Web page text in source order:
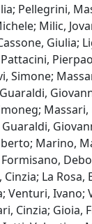
Pellegrini,
Milic,
Giulia;
Simone;
Marino,
La Rosa,
Venturi, Ivano;
Cinzia; Gioia,